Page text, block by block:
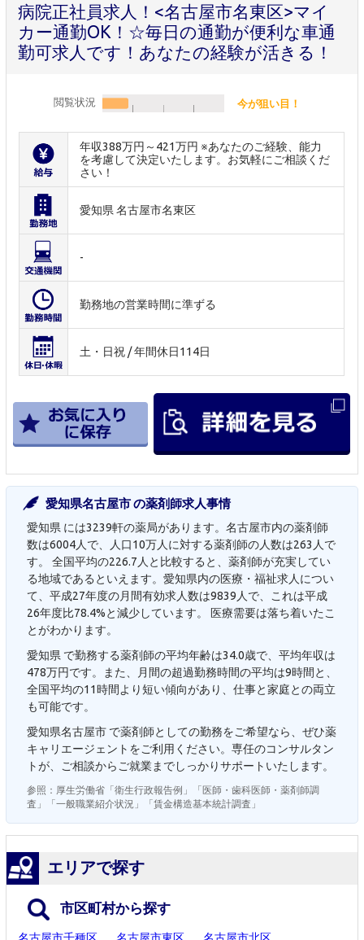
病院正社員求人！<名古屋市名東区>マイ
カー通勤OK！☆毎日の通勤が便利な車通
勤可求人です！あなたの経験が活きる！
閲覧状況 今が狙い目！
年収388万円～421万円 ※あなたのご経験、能力
を考慮して決定いたします。お気軽にご相談くだ
さい！
愛知県 名古屋市名東区
-
勤務地の営業時間に準ずる
土・日祝 / 年間休日114日
愛知県名古屋市 の薬剤師求人事情
愛知県 には3239軒の薬局があります。名古屋市内の薬剤師
数は6004人で、人口10万人に対する薬剤師の人数は263人で
す。 全国平均の226.7人と比較すると、薬剤師が充実してい
る地域であるといえます。愛知県内の医療・福祉求人につい
て、平成27年度の月間有効求人数は9839人で、これは平成
26年度比78.4%と減少しています。 医療需要は落ち着いたこ
とがわかります。
愛知県 で勤務する薬剤師の平均年齢は34.0歳で、平均年収は
478万円です。また、月間の超過勤務時間の平均は9時間と、
全国平均の11時間より短い傾向があり、仕事と家庭との両立
も可能です。
愛知県名古屋市 で薬剤師としての勤務をご希望なら、ぜひ薬
キャリエージェントをご利用ください。専任のコンサルタン
トが、ご相談からご就業までしっかりサポートいたします。
参照：厚生労働省「衛生行政報告例」「医師・歯科医師・薬剤師調
査」「一般職業紹介状況」「賃金構造基本統計調査」
エリアで探す
市区町村から探す